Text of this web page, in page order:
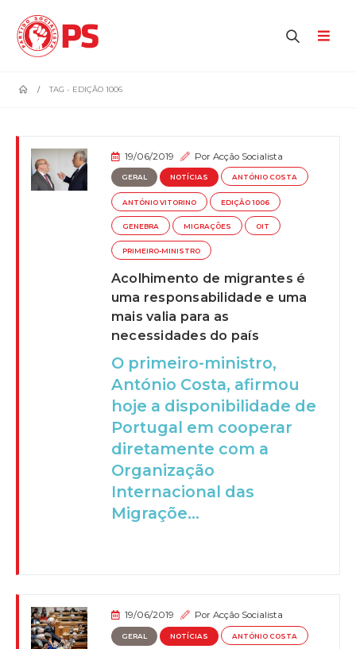
TAG - EDIÇÃO 1006
19/06/2019 PorAcção Socialista
GERAL NOTÍCIAS ANTÓNIO COSTA
ANTÓNIO VITORINO EDIÇÃO 1006
GENEBRA MIGRAÇÕES OIT
PRIMEIRO-MINISTRO
Acolhimento de migrantes é
uma responsabilidade e uma
mais valia para as
necessidades do país
O primeiro-ministro,
António Costa, afirmou
hoje a disponibilidade de
Portugal em cooperar
diretamente com a
Organização
Internacional das
Migraçõe...
19/06/2019 PorAcção Socialista
GERAL NOTÍCIAS ANTÓNIO COSTA